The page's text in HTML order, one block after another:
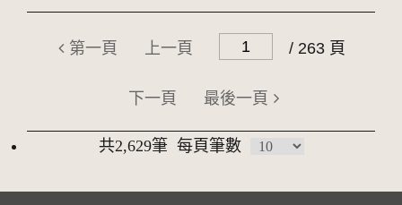
第一頁 上一頁 / 263 頁
下一頁 最後一頁
共2,629筆 每頁筆數